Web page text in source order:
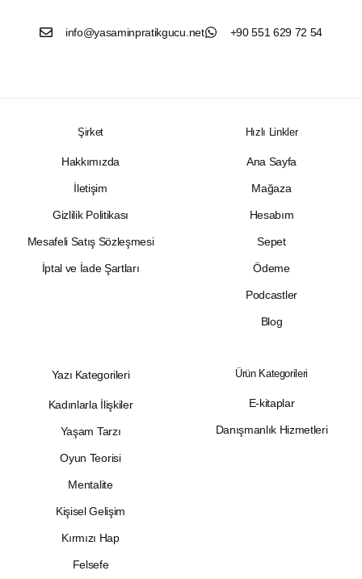
info@yasaminpratikgucu.net +90 551 629 72 54
Şirket
Hakkımızda
İletişim
Gizlilik Politikası
Mesafeli Satış Sözleşmesi
İptal ve İade Şartları
Hızlı Linkler
Ana Sayfa
Mağaza
Hesabım
Sepet
Ödeme
Podcastler
Blog
Yazı Kategorileri
Kadınlarla İlişkiler
Yaşam Tarzı
Oyun Teorisi
Mentalite
Kişisel Gelişim
Kırmızı Hap
Felsefe
Ürün Kategorileri
E-kitaplar
Danışmanlık Hizmetleri